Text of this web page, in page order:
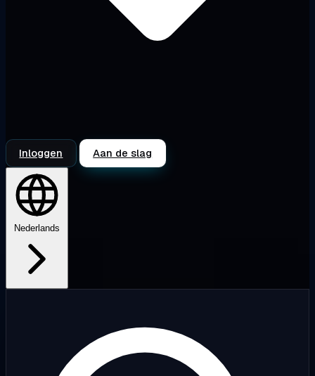
Inloggen Aan de slag
Nederlands